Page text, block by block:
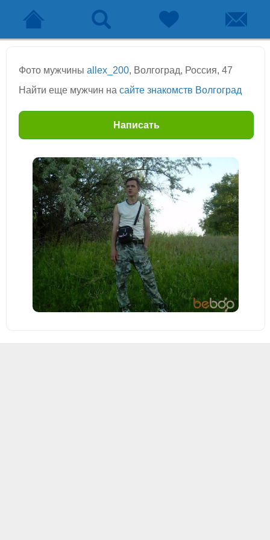
Фото мужчины allex_200, Волгоград, Россия, 47
Найти еще мужчин на сайте знакомств Волгоград
Написать